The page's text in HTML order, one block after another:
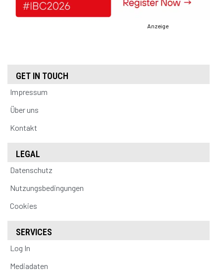
Anzeige
GET IN TOUCH
Impressum
Über uns
Kontakt
LEGAL
Datenschutz
Nutzungsbedingungen
Cookies
SERVICES
Log In
Mediadaten